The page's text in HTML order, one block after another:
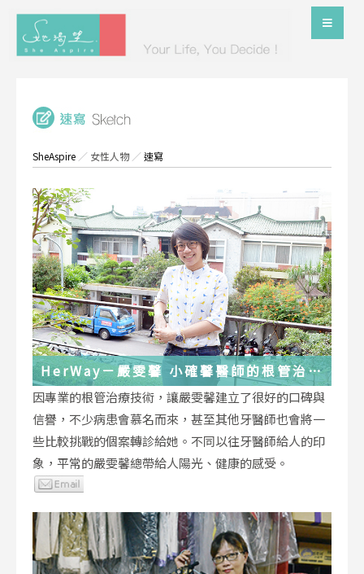
SheAspire ／ 女性人物／速寫
HerWay－嚴雯馨 小確馨醫師的根管治療
小確幸
因專業的根管治療技術，讓嚴雯馨建立了很好的口碑與
信譽，不少病患會慕名而來，甚至其他牙醫師也會將一
些比較挑戰的個案轉診給她。不同以往牙醫師給人的印
象，平常的嚴雯馨總帶給人陽光、健康的感受。